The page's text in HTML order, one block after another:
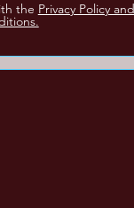
the Privacy Policy